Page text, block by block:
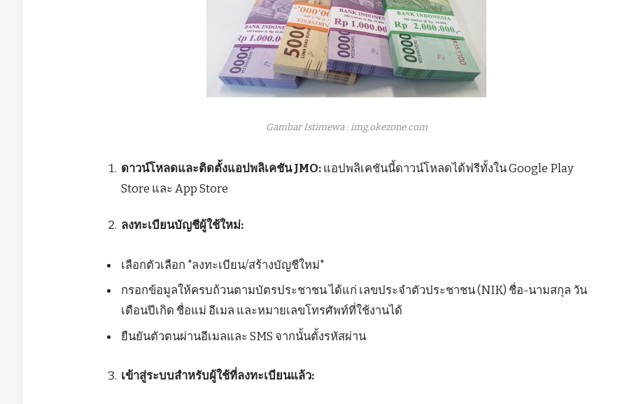
Gambar Istimewa : img.okezone.com
ดาวน์โหลดและติดตั้งแอปพลิเคชัน JMO: แอปพลิเคชันนี้ดาวน์โหลดได้ฟรีทั้งใน Google Play
Store และ App Store
ลงทะเบียนบัญชีผู้ใช้ใหม่:
เลือกตัวเลือก "ลงทะเบียน/สร้างบัญชีใหม่"
กรอกข้อมูลให้ครบถ้วนตามบัตรประชาชน ได้แก่ เลขประจำตัวประชาชน (NIK) ชื่อ-นามสกุล วัน
เดือนปีเกิด ชื่อแม่ อีเมล และหมายเลขโทรศัพท์ที่ใช้งานได้
ยืนยันตัวตนผ่านอีเมลและ SMS จากนั้นตั้งรหัสผ่าน
เข้าสู่ระบบสำหรับผู้ใช้ที่ลงทะเบียนแล้ว: